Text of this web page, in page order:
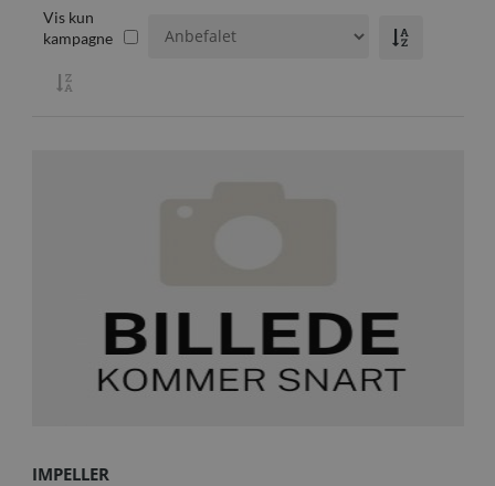
Vis kun
kampagne
IMPELLER